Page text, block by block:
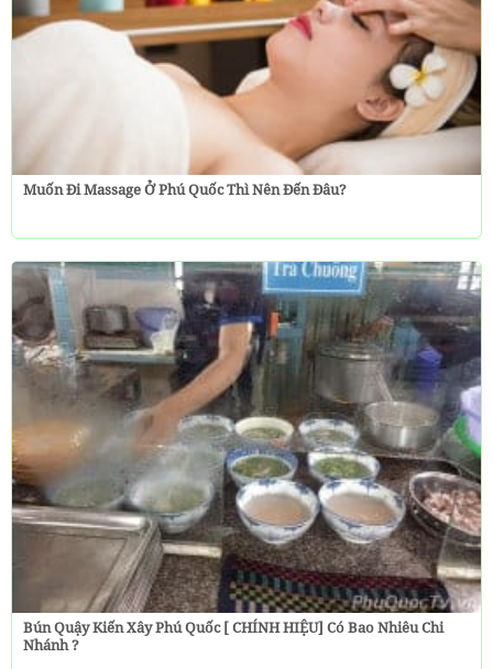
Muốn Đi Massage Ở Phú Quốc Thì Nên Đến Đâu?
Bún Quậy Kiến Xây Phú Quốc [ CHÍNH HIỆU] Có Bao Nhiêu Chi
Nhánh ?